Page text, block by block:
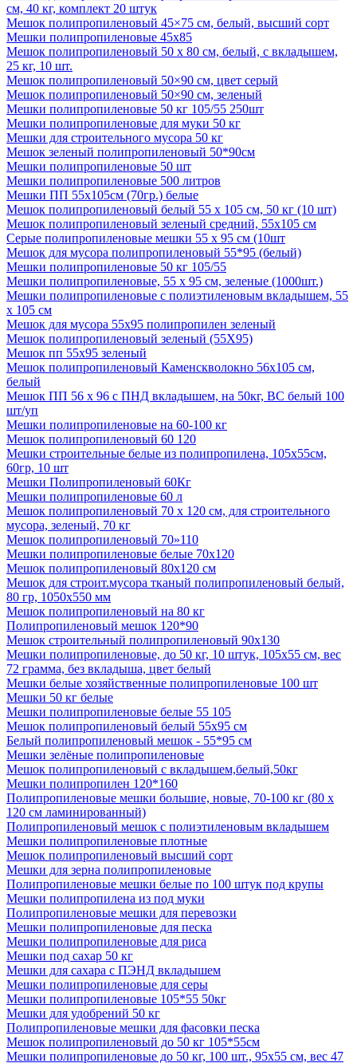
см, 40 кг, комплект 20 штук
Мешок полипропиленовый 45×75 см, белый, высший сорт
Мешки полипропиленовые 45х85
Мешок полипропиленовый 50 x 80 см, белый, с вкладышем,
25 кг, 10 шт.
Мешок полипропиленовый 50×90 см, цвет серый
Мешок полипропиленовый 50×90 см, зеленый
Мешки полипропиленовые 50 кг 105/55 250шт
Мешки полипропиленовые для муки 50 кг
Мешки для строительного мусора 50 кг
Мешок зеленый полипропиленовый 50*90см
Мешки полипропиленовые 50 шт
Мешки полипропиленовые 500 литров
Мешки ПП 55х105см (70гр.) белые
Мешок полипропиленовый белый 55 х 105 см, 50 кг (10 шт)
Мешок полипропиленовый зеленый средний, 55х105 см
Серые полипропиленовые мешки 55 х 95 см (10шт
Мешок для мусора полипропиленовый 55*95 (белый)
Мешки полипропиленовые 50 кг 105/55
Мешки полипропиленовые, 55 х 95 см, зеленые (1000шт.)
Мешки полипропиленовые с полиэтиленовым вкладышем, 55
х 105 см
Мешок для мусора 55х95 полипропилен зеленый
Мешок полипропиленовый зеленый (55Х95)
Мешок пп 55х95 зеленый
Мешок полипропиленовый Каменскволокно 56х105 см,
белый
Мешок ПП 56 х 96 с ПНД вкладышем, на 50кг, ВС белый 100
шт/уп
Мешки полипропиленовые на 60-100 кг
Мешок полипропиленовый 60 120
Мешки строительные белые из полипропилена, 105х55см,
60гр, 10 шт
Мешки Полипропиленовый 60Кг
Мешки полипропиленовые 60 л
Мешок полипропиленовый 70 х 120 см, для строительного
мусора, зеленый, 70 кг
Мешок полипропиленовый 70»110
Мешки полипропиленовые белые 70х120
Мешок полипропиленовый 80х120 см
Мешок для строит.мусора тканый полипропиленовый белый,
80 гр, 1050х550 мм
Мешок полипропиленовый на 80 кг
Полипропиленовый мешок 120*90
Мешок строительный полипропиленовый 90х130
Мешки полипропиленовые, до 50 кг, 10 штук, 105x55 см, вес
72 грамма, без вкладыша, цвет белый
Мешки белые хозяйственные полипропиленовые 100 шт
Мешки 50 кг белые
Мешки полипропиленовые белые 55 105
Мешок полипропиленовый белый 55х95 см
Белый полипропиленовый мешок - 55*95 см
Мешки зелёные полипропиленовые
Мешок полипропиленовый с вкладышем,белый,50кг
Мешки полипропилен 120*160
Полипропиленовые мешки большие, новые, 70-100 кг (80 х
120 см ламинированный)
Полипропиленовый мешок с полиэтиленовым вкладышем
Мешки полипропиленовые плотные
Мешок полипропиленовый высший сорт
Мешки для зерна полипропиленовые
Полипропиленовые мешки белые по 100 штук под крупы
Мешки полипропилена из под муки
Полипропиленовые мешки для перевозки
Мешки полипропиленовые для песка
Мешки полипропиленовые для риса
Мешки под сахар 50 кг
Мешки для сахара с ПЭНД вкладышем
Мешки полипропиленовые для серы
Мешки полипропиленовые 105*55 50кг
Мешки для удобрений 50 кг
Полипропиленовые мешки для фасовки песка
Мешок полипропиленовый до 50 кг 105*55см
Мешки полипропиленовые до 50 кг, 100 шт., 95х55 см, вес 47